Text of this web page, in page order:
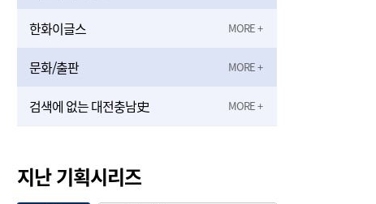
한화이글스
문화/출판
검색에 없는 대전충남史
지난 기획시리즈